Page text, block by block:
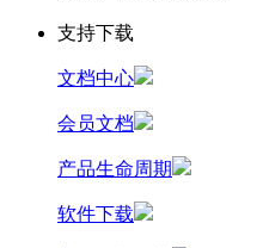
支持下载
文档中心
会员文档
产品生命周期
软件下载